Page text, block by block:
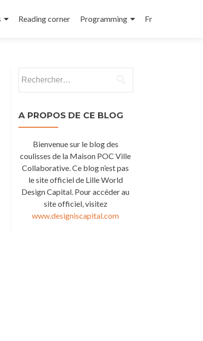
Reading corner Programming Fr
A PROPOS DE CE BLOG
Bienvenue sur le blog des
coulisses de la Maison POC Ville
Collaborative. Ce blog n’est pas
le site officiel de Lille World
Design Capital. Pour accéder au
site officiel, visitez
www.designiscapital.com